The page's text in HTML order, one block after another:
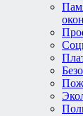
окон